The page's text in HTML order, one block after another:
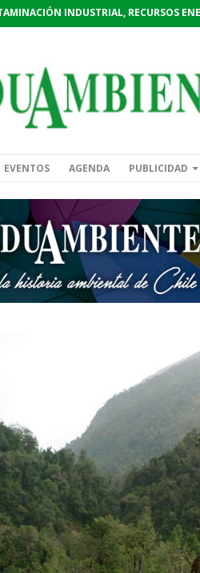
INDUSTRIAL, RECURSOS
EVENTOS AGENDA PUBLICIDAD